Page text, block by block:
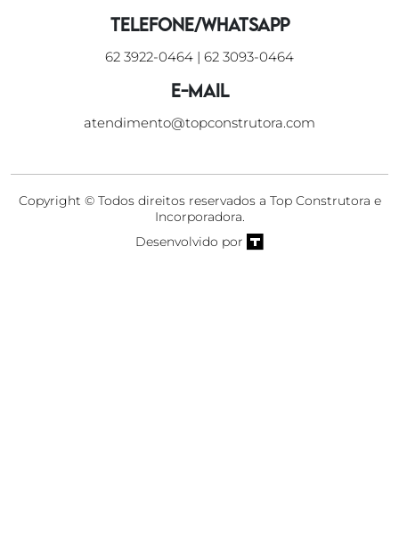
Telefone/WhatsApp
62 3922-0464 | 62 3093-0464
E-mail
atendimento@topconstrutora.com
Copyright © Todos direitos reservados a Top Construtora e
Incorporadora.
Desenvolvido por